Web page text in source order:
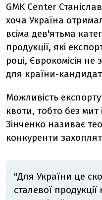
GMK Center
хоча Україна
всіма дев'ятьма
продукції, які
році, Єврокомісія
для країни-
Можливість
квоти, тобто без мит
Зінченко називає
конкуренти
"Для України це
сталевої